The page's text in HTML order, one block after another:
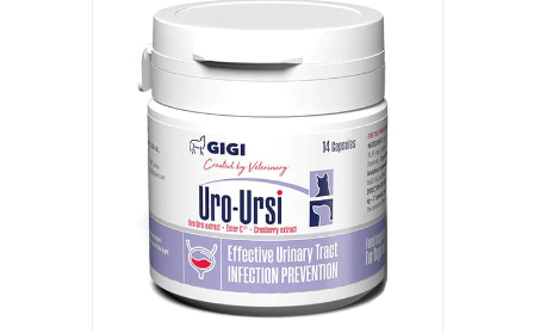
“Lietojam regulāri profilaksei, īpaši pēc ilgstošas
Biežāk uzdotie jautājumi (FAQ)
Vai GIGI Hepavetin ir piemērots pēc zāļu terapijas?
Jā, tas palīdz atjaunot aknu šūnas un izvadīt
uzkrātos medikamentu atlikumus.
Vai to drīkst kombinēt ar citām papildbarībām?
Jā, var lietot kopā ar vitamīniem vai nieru
papildbarību, piemēram, GIGI NefroPET.
Vai tas piemērots kaķiem?
Jā, Hepavetin ir paredzēts gan suņiem, gan kaķiem